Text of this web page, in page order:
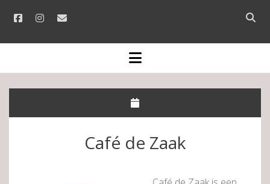
facebookinstagram
email
Open
bar
open
menu
Café de Zaak